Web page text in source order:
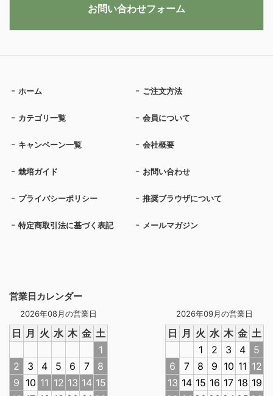
営業日カレンダー
2026年08月の営業日
日 月 火 水 木 金 土
1
2
3 4 5 6 7
8
9 10 11 12 13 14 15
2026年09月の営業日
日 月 火 水 木 金 土
1
2 3 4
5
6
7 8 9 10 11 12
13 14 15 16 17 18 19
ホーム ご注文方法
カテゴリ一覧 会員について
キャンペーン一覧 会社概要
栽培ガイド お問い合わせ
プライバシーポリシー 推奨ブラウザについて
特定商取引法に基づく表記 メールマガジン
お問い合わせフォーム